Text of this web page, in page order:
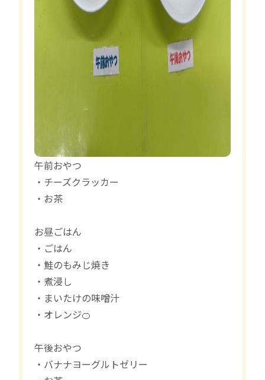
午前おやつ
・チーズクラッカー
・お茶
お昼ごはん
・ごはん
・鮭のもみじ焼き
・煮浸し
・まいたけの味噌汁
・オレンジ🍊
午後おやつ
・バナナヨーグルトゼリー